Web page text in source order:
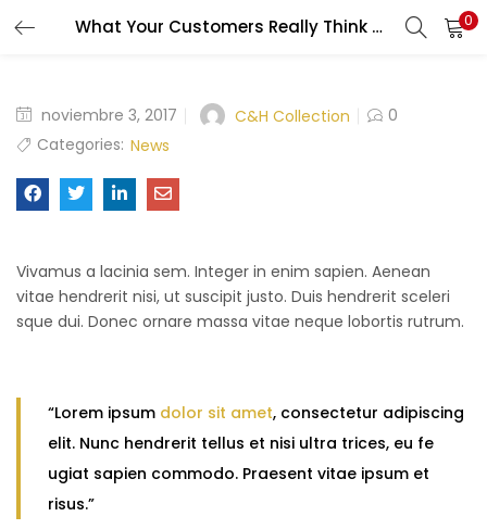
What Your Customers Really Think About Your fashion? 0
noviembre 3, 2017 C&H Collection
0
Categories: News
Vivamus a lacinia sem. Integer in enim sapien. Aenean
vitae hendrerit nisi, ut suscipit justo. Duis hendrerit sceleri
sque dui. Donec ornare massa vitae neque lobortis rutrum.
“Lorem ipsum dolor sit amet, consectetur adipiscing
elit. Nunc hendrerit tellus et nisi ultra trices, eu fe
ugiat sapien commodo. Praesent vitae ipsum et
risus.”
LOGIN
Enter your username and password to login.
Remember me
Login